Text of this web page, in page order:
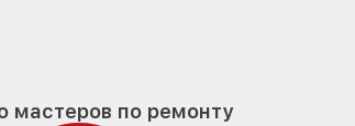
мастеров по ремонту